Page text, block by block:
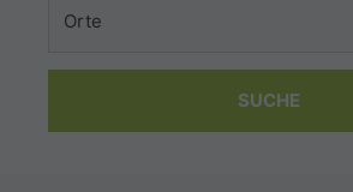
Orte
SUCHE